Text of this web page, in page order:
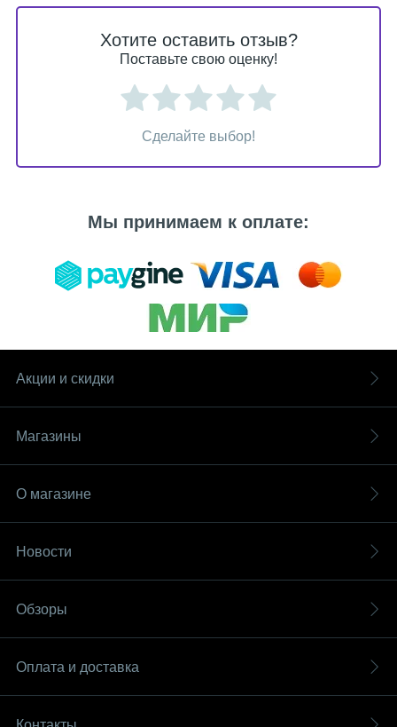
Хотите оставить отзыв?
Поставьте свою оценку!
Сделайте выбор!
Мы принимаем к оплате:
Акции и скидки
Магазины
О магазине
Новости
Обзоры
Оплата и доставка